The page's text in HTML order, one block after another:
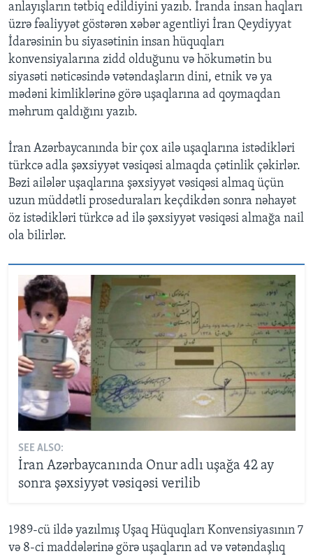
anlayışların tətbiq edildiyini yazıb. İranda insan haqları
üzrə fəaliyyət göstərən xəbər agentliyi İran Qeydiyyat
İdarəsinin bu siyasətinin insan hüquqları
konvensiyalarına zidd olduğunu və hökumətin bu
siyasəti nəticəsində vətəndaşların dini, etnik və ya
mədəni kimliklərinə görə uşaqlarına ad qoymaqdan
məhrum qaldığını yazıb.
İran Azərbaycanında bir çox ailə uşaqlarına istədikləri
türkcə adla şəxsiyyət vəsiqəsi almaqda çətinlik çəkirlər.
Bəzi ailələr uşaqlarına şəxsiyyət vəsiqəsi almaq üçün
uzun müddətli proseduraları keçdikdən sonra nəhayət
öz istədikləri türkcə ad ilə şəxsiyyət vəsiqəsi almağa nail
ola bilirlər.
SEE ALSO:
İran Azərbaycanında Onur adlı uşağa 42 ay
sonra şəxsiyyət vəsiqəsi verilib
1989-cü ildə yazılmış Uşaq Hüquqları Konvensiyasının 7
və 8-ci maddələrinə görə uşaqların ad və vətəndaşlıq